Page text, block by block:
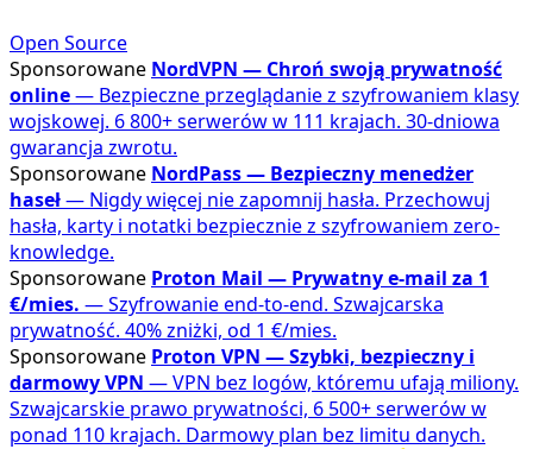
Open Source
Sponsorowane NordVPN — Chroń swoją prywatność
online— Bezpieczne przeglądanie z szyfrowaniem klasy
wojskowej. 6 800+ serwerów w 111 krajach. 30-dniowa
gwarancja zwrotu.
Sponsorowane NordPass — Bezpieczny menedżer
haseł— Nigdy więcej nie zapomnij hasła. Przechowuj
hasła, karty i notatki bezpiecznie z szyfrowaniem zero-
knowledge.
Sponsorowane Proton Mail — Prywatny e-mail za 1
€/mies. — Szyfrowanie end-to-end. Szwajcarska
prywatność. 40% zniżki, od 1 €/mies.
Sponsorowane Proton VPN — Szybki, bezpieczny i
darmowy VPN — VPN bez logów, któremu ufają miliony.
Szwajcarskie prawo prywatności, 6 500+ serwerów w
ponad 110 krajach. Darmowy plan bez limitu danych.